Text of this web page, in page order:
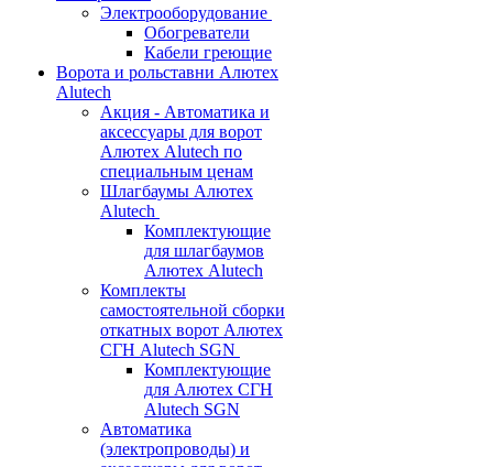
Электрооборудование
Обогреватели
Кабели греющие
Ворота и рольставни Алютех
Alutech
Акция - Автоматика и
аксессуары для ворот
Алютех Alutech по
специальным ценам
Шлагбаумы Алютех
Alutech
Комплектующие
для шлагбаумов
Алютех Alutech
Комплекты
самостоятельной сборки
откатных ворот Алютех
СГН Alutech SGN
Комплектующие
для Алютех СГН
Alutech SGN
Автоматика
(электропроводы) и